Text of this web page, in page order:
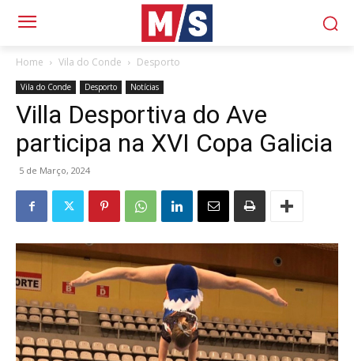
Home Vila do Conde Desporto
Vila do Conde Desporto Notícias
Villa Desportiva do Ave
participa na XVI Copa Galicia
5 de Março, 2024